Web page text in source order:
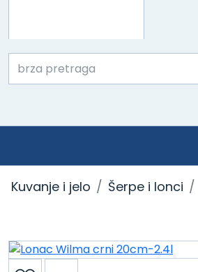
Kuvanje i jelo Šerpe i lonci